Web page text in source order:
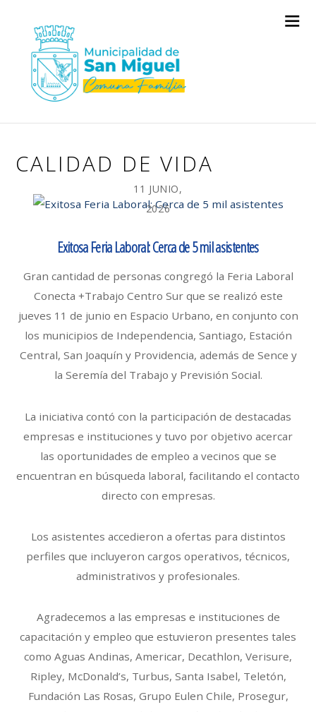
CALIDAD DE VIDA
11 JUNIO,
2026
Exitosa Feria Laboral: Cerca de 5 mil asistentes
Gran cantidad de personas congregó la Feria Laboral
Conecta +Trabajo Centro Sur que se realizó este
jueves 11 de junio en Espacio Urbano, en conjunto con
los municipios de Independencia, Santiago, Estación
Central, San Joaquín y Providencia, además de Sence y
la Seremía del Trabajo y Previsión Social.
La iniciativa contó con la participación de destacadas
empresas e instituciones y tuvo por objetivo acercar
las oportunidades de empleo a vecinos que se
encuentran en búsqueda laboral, facilitando el contacto
directo con empresas.
Los asistentes accedieron a ofertas para distintos
perfiles que incluyeron cargos operativos, técnicos,
administrativos y profesionales.
Agradecemos a las empresas e instituciones de
capacitación y empleo que estuvieron presentes tales
como Aguas Andinas, Americar, Decathlon, Verisure,
Ripley, McDonald’s, Turbus, Santa Isabel, Teletón,
Fundación Las Rosas, Grupo Eulen Chile, Prosegur,